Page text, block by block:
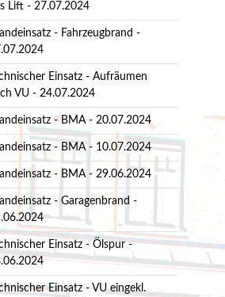
Lift - 27.07.2024
- Fahrzeugbrand -
Einsatz - Aufräumen
VU - 24.07.2024
- BMA - 20.07.2024
- BMA - 10.07.2024
- BMA - 29.06.2024
- Garagenbrand -
Einsatz - Ölspur -
Einsatz - VU eingekl.